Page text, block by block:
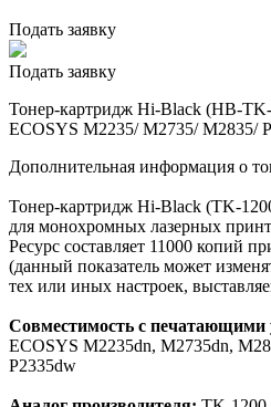
Подать заявку
Подать заявку
Тонер-картридж Hi-Black (HB-
ECOSYS M2235/ M2735/ M2835/
Дополнительная информация о
Тонер-картридж Hi-Black (TK-
для монохромных лазерных
Ресурс составляет 11000 копий
(данный показатель может
тех или иных настроек,
Совместимость с печатающими
ECOSYS M2235dn, M2735dn,
P2335dw